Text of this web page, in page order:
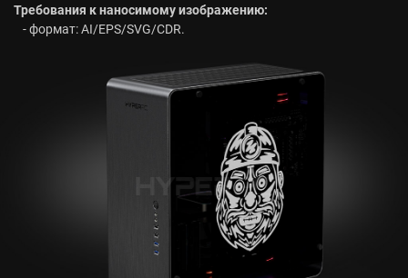
Требования к наносимому изображению:
- формат: AI/EPS/SVG/CDR.